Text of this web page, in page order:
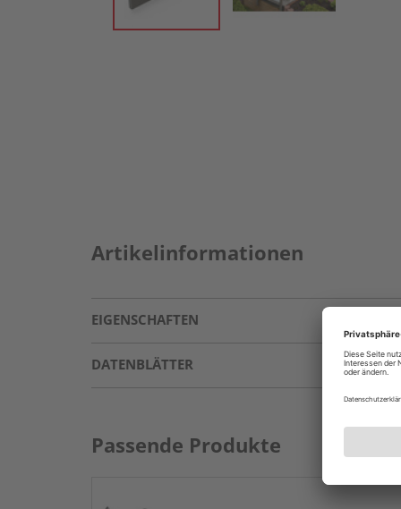
Artikelinformationen
EIGENSCHAFTEN
DATENBLÄTTER
Passende Produkte